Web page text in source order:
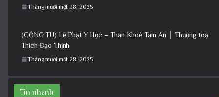
Tháng mười một 28, 2025
(CỘNG TU) Lễ Phật Y Học – Thân Khoẻ Tâm An │ Thượng toạ
Thích Đạo Thịnh
Tháng mười một 28, 2025
Tin nhanh